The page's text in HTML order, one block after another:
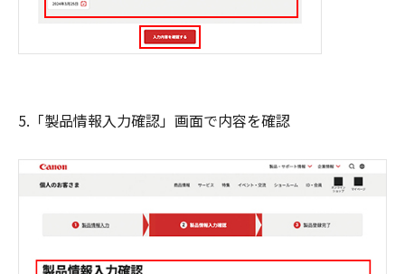
5.「製品情報入力確認」画面で内容を確認